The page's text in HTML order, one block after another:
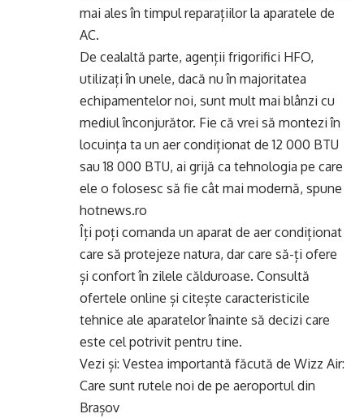
mai ales în timpul reparațiilor la aparatele de
AC.
De cealaltă parte, agenții frigorifici HFO,
utilizați în unele, dacă nu în majoritatea
echipamentelor noi, sunt mult mai blânzi cu
mediul înconjurător. Fie că vrei să montezi în
locuința ta un aer condiționat de 12 000 BTU
sau 18 000 BTU, ai grijă ca tehnologia pe care
ele o folosesc să fie cât mai modernă, spune
hotnews.ro
Îți poți comanda un aparat de aer condiționat
care să protejeze natura, dar care să-ți ofere
și confort în zilele călduroase. Consultă
ofertele online și citește caracteristicile
tehnice ale aparatelor înainte să decizi care
este cel potrivit pentru tine.
Vezi și: Vestea importantă făcută de Wizz Air:
Care sunt rutele noi de pe aeroportul din
Brașov